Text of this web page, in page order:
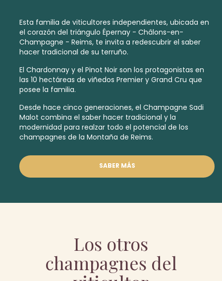
Esta familia de viticultores independientes, ubicada en
el corazón del triángulo Épernay - Châlons-en-
Champagne - Reims, te invita a redescubrir el saber
hacer tradicional de su terruño.
El Chardonnay y el Pinot Noir son los protagonistas en
las 10 hectáreas de viñedos Premier y Grand Cru que
posee la familia.
Desde hace cinco generaciones, el Champagne Sadi
Malot combina el saber hacer tradicional y la
modernidad para realzar todo el potencial de los
champagnes de la Montaña de Reims.
SABER MÁS
Los otros
champagnes del